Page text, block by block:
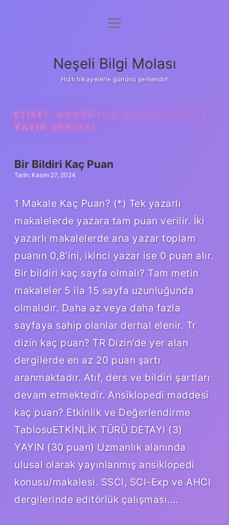
Anasayfa
Yasal Uyarı
menüyü
Neşeli Bilgi Molası
Hızlı hikayelerle gününü şenlendir!
ETIKET: DOÇENTLIK OLMAK IÇIN KAÇ
YAYIN GEREKLI
Bir Bildiri Kaç Puan
Tarih: Kasım 27, 2024
1 Makale Kaç Puan? (*) Tek yazarlı
makalelerde yazara tam puan verilir. İki
yazarlı makalelerde ana yazar toplam
puanın 0,8’ini, ikinci yazar ise 0 puan alır.
Bir bildiri kaç sayfa olmalı? Tam metin
makaleler 5 ila 15 sayfa uzunluğunda
olmalıdır. Daha az veya daha fazla
sayfaya sahip olanlar derhal elenir. Tr
dizin kaç puan? TR Dizin’de yer alan
dergilerde en az 20 puan şartı
aranmaktadır. Atıf, ders ve bildiri şartları
devam etmektedir. Ansiklopedi maddesi
kaç puan? Etkinlik ve Değerlendirme
TablosuETKİNLİK TÜRÜ DETAYI (3)
YAYIN (30 puan) Uzmanlık alanında
ulusal olarak yayınlanmış ansiklopedi
konusu/makalesi. SSCI, SCI-Exp ve AHCI
dergilerinde editörlük çalışması.…